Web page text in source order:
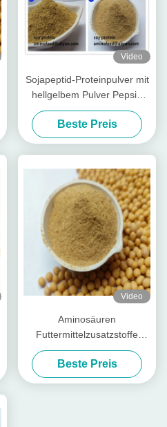
Video
Sojapeptid-Proteinpulver mit
hellgelbem Pulver Pepsin
Verdaulichkeit mehr als 90%
Beste Preis
Video
Aminosäuren
Futtermittelzusatzstoffe
Rohprotein mit hoher
Pepsinverdaulichkeit zur
umfassenden Tierernährung
Beste Preis